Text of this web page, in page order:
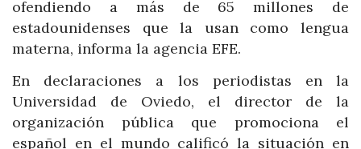
ofendiendo a más de 65 millones de
estadounidenses que la usan como lengua
materna, informa la agencia EFE.
En declaraciones a los periodistas en la
Universidad de Oviedo, el director de la
organización pública que promociona el
español en el mundo calificó la situación en